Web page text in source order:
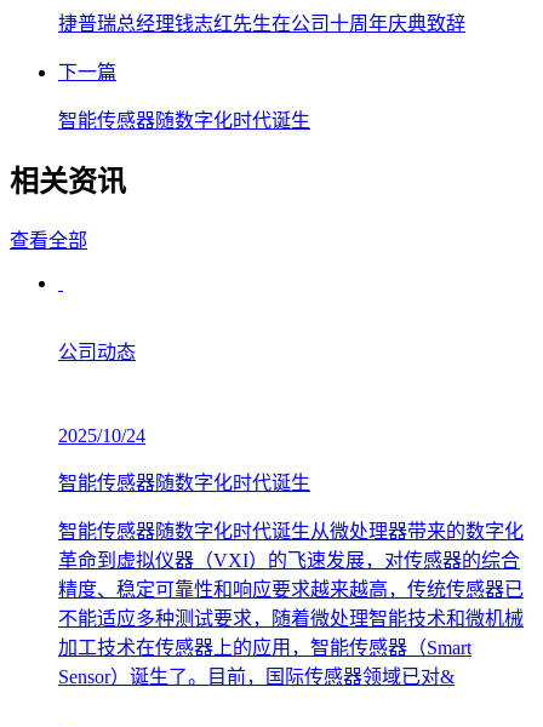
捷普瑞总经理钱志红先生在公司十周年庆典致辞
下一篇
智能传感器随数字化时代诞生
相关资讯
查看全部
公司动态
2025/10/24
智能传感器随数字化时代诞生
智能传感器随数字化时代诞生从微处理器带来的数字化
革命到虚拟仪器（VXI）的飞速发展，对传感器的综合
精度、稳定可靠性和响应要求越来越高，传统传感器已
不能适应多种测试要求，随着微处理智能技术和微机械
加工技术在传感器上的应用，智能传感器（Smart
Sensor）诞生了。目前，国际传感器领域已对&